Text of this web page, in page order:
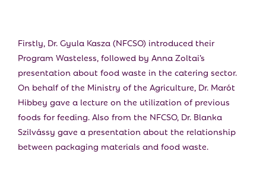
Firstly, Dr. Gyula Kasza (NFCSO) introduced their
Program Wasteless, followed by Anna Zoltai’s
presentation about food waste in the catering sector.
On behalf of the Ministry of the Agriculture, Dr. Marót
Hibbey gave a lecture on the utilization of previous
foods for feeding. Also from the NFCSO, Dr. Blanka
Szilvássy gave a presentation about the relationship
between packaging materials and food waste.